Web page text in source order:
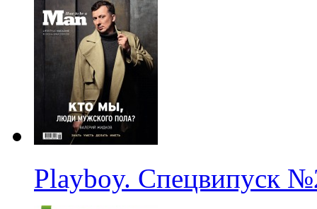
Playboy. Спецвипуск